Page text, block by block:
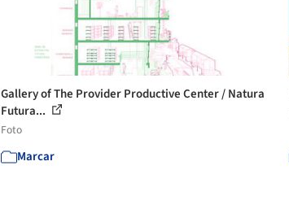
Gallery of The Provider Productive Center / Natura
Futura...
Foto
Marcar